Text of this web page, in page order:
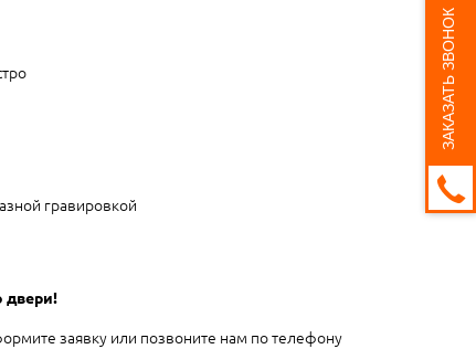
гравировкой
двери!
заявку или позвоните нам по телефону
ЗАКАЗАТЬ ЗВОНОК